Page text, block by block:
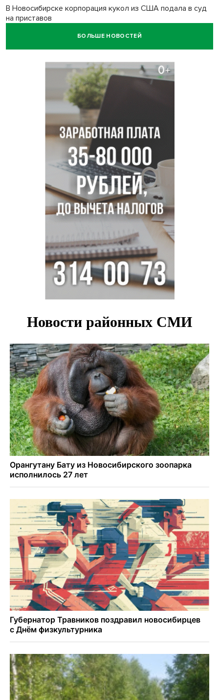
В Новосибирске корпорация кукол из США подала в суд
на приставов
В Новосибирске минздрав объявил бесплатную
В Новосибирске врачи прооперировали 25 тысяч
пациентов с катарактой
Знаменитый орангутан Бату отметил юбилей в
новосибирском зоопарке
Новосибирские хирурги спасли сердце восьмиклассницы
с донорским клапаном
БОЛЬШЕ НОВОСТЕЙ